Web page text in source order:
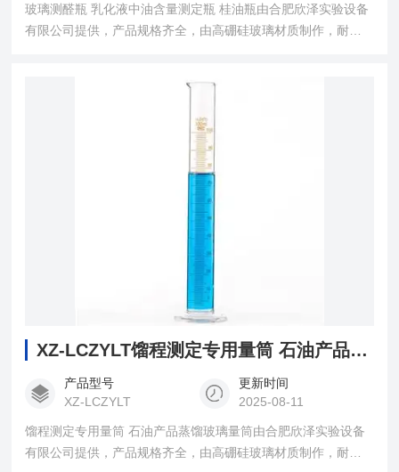
玻璃测醛瓶 乳化液中油含量测定瓶 桂油瓶由合肥欣泽实验设备
有限公司提供，产品规格齐全，由高硼硅玻璃材质制作，耐高
XZ-LCZYLT馏程测定专用量筒 石油产品蒸馏玻璃量筒
产品型号
XZ-LCZYLT
更新时间
2025-08-11
馏程测定专用量筒 石油产品蒸馏玻璃量筒由合肥欣泽实验设备
有限公司提供，产品规格齐全，由高硼硅玻璃材质制作，耐高